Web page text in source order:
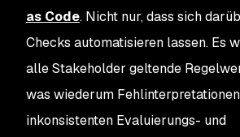
as Code. Nicht nur, dass sich
Checks automatisieren lassen. Es
alle Stakeholder geltende
was wiederum
inkonsistenten Evaluierungs- und